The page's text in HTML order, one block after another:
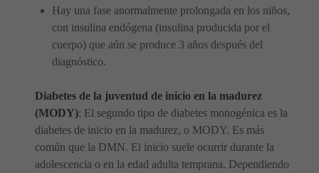
Hay una fase anormalmente prolongada en los niños,
con insulina endógena (insulina producida por el
cuerpo) que aún se produce 3 años después del
diagnóstico.
Diabetes de la juventud de inicio en la madurez
(MODY): El segundo tipo de diabetes monogénica es la
diabetes de inicio en la madurez, o MODY. Es más
común que la DMN. El inicio suele ocurrir durante la
adolescencia o en la edad adulta temprana. Dependiendo